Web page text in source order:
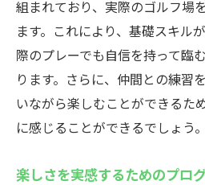
協力し合うことで生
競争心が技術向上に
励まし合いの文化を育
目標達成に向けたス
ゴルフの基礎をしっかり
浦安駅前店へ
基礎を重視した学びの
組まれており、実際のゴルフ場
ます。これにより、基礎スキル
際のプレーでも自信を持って臨
ります。さらに、仲間との練習
いながら楽しむことができるた
に感じることができるでしょう。
楽しさを実感するためのプロ